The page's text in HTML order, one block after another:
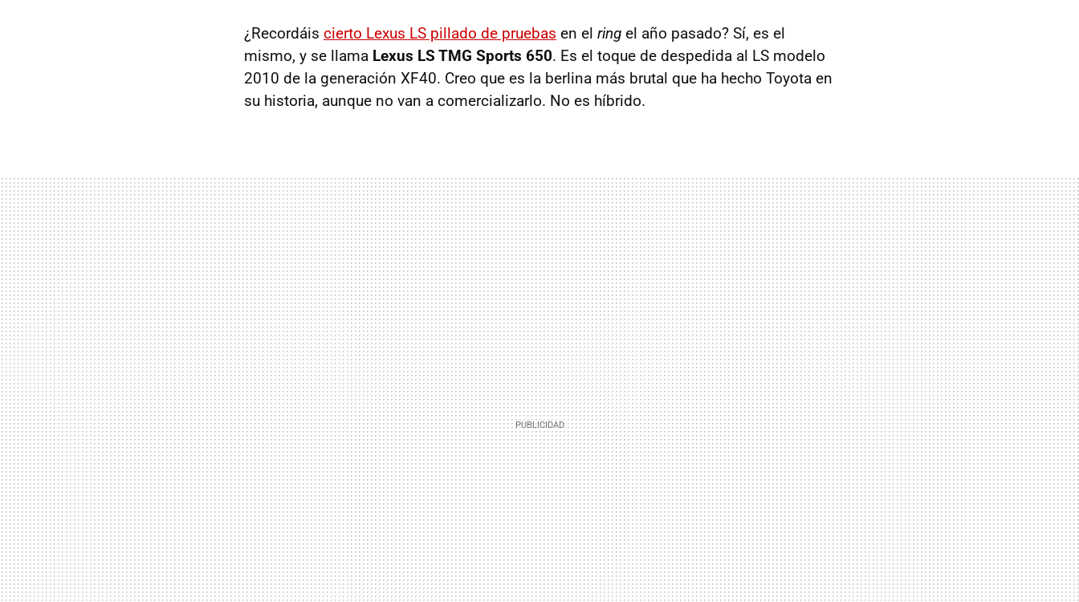
¿Recordáis cierto Lexus LS pillado de pruebas en el ring el año pasado? Sí, es el
mismo, y se llama Lexus LS TMG Sports 650. Es el toque de despedida al LS modelo
2010 de la generación XF40. Creo que es la berlina más brutal que ha hecho Toyota en
su historia, aunque no van a comercializarlo. No es híbrido.